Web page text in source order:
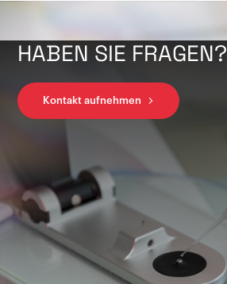
HABEN SIE FRAGEN?
Kontakt aufnehmen